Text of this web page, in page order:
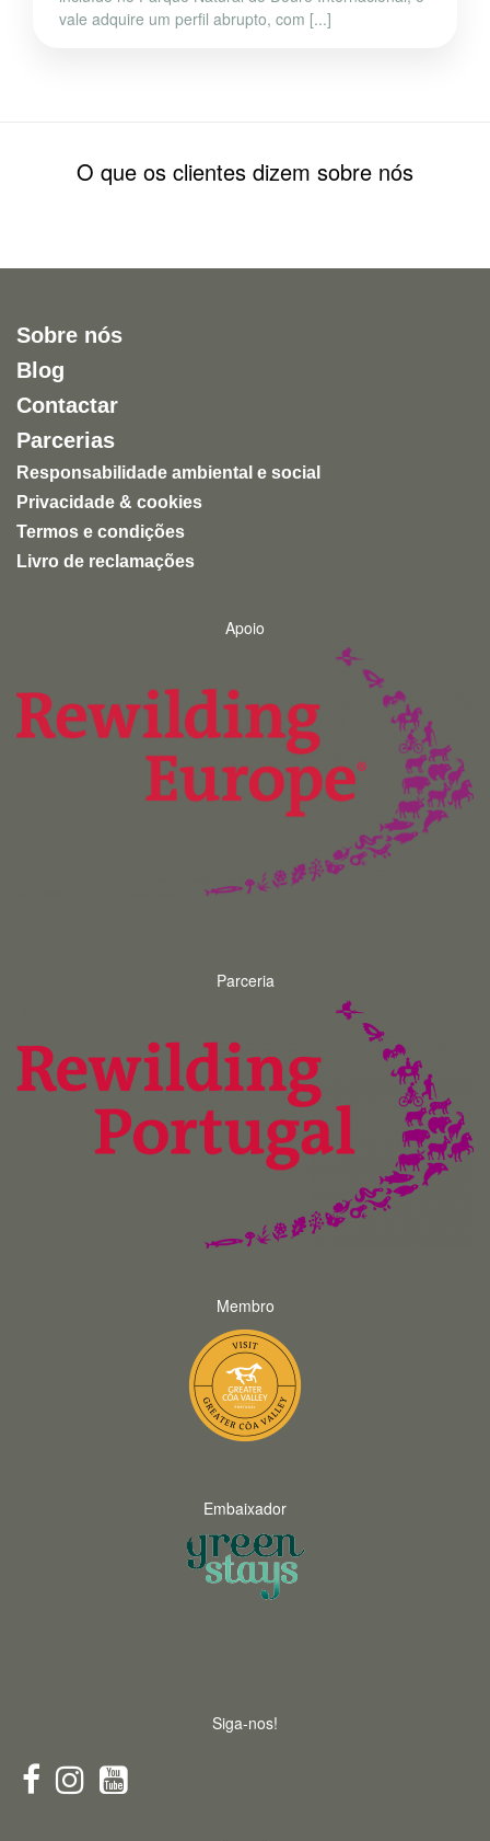
vale adquire um perfil abrupto, com [...]
O que os clientes dizem sobre nós
Sobre nós
Blog
Contactar
Parcerias
Responsabilidade ambiental e social
Privacidade & cookies
Termos e condições
Livro de reclamações
Apoio
Parceria
Membro
Embaixador
Siga-nos!